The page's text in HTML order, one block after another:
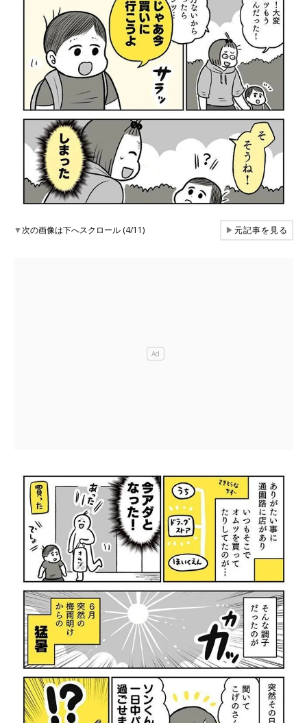
▼次の画像は下へスクロール (4/11) ▶元記事を見る